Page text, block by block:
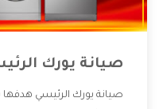
صيانة يورك
صيانة يورك الرئيسي